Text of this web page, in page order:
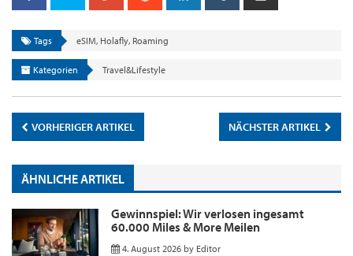
Tags eSIM, Holafly, Roaming
Kategorien Travel&Lifestyle
VORHERIGER ARTIKEL NÄCHSTER ARTIKEL
ÄHNLICHE ARTIKEL
Gewinnspiel: Wir verlosen ingesamt
60.000 Miles & More Meilen
4. August 2026 by Editor